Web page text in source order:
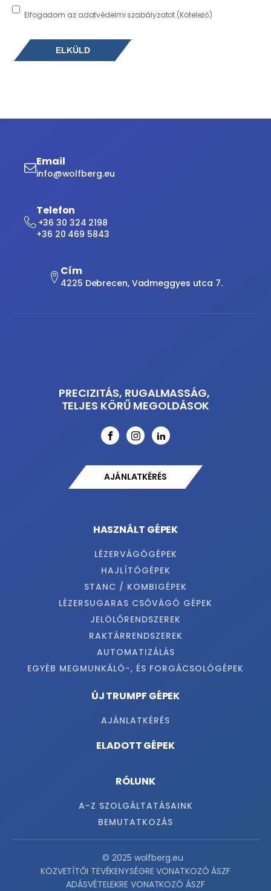
Consent(Kötelező)
Elfogadom az adatvédelmi szabályzatot.(Kötelező)
Email
info@wolfberg.eu
Telefon
+36 30 324 2198
+36 20 469 5843
Cím
4225 Debrecen, Vadmeggyes utca 7.
PRECIZITÁS, RUGALMASSÁG,
TELJES KÖRŰ MEGOLDÁSOK
AJÁNLATKÉRÉS
HASZNÁLT GÉPEK
LÉZERVÁGÓGÉPEK
HAJLÍTÓGÉPEK
STANC / KOMBIGÉPEK
LÉZERSUGARAS CSŐVÁGÓ GÉPEK
JELÖLŐRENDSZEREK
RAKTÁRRENDSZEREK
AUTOMATIZÁLÁS
EGYÉB MEGMUNKÁLÓ-, ÉS FORGÁCSOLÓGÉPEK
ÚJ TRUMPF GÉPEK
AJÁNLATKÉRÉS
ELADOTT GÉPEK
RÓLUNK
A-Z SZOLGÁLTATÁSAINK
BEMUTATKOZÁS
© 2025 wolfberg.eu
KÖZVETÍTŐI TEVÉKENYSÉGRE VONATKOZÓ ÁSZF
ADÁSVÉTELEKRE VONATKOZÓ ÁSZF